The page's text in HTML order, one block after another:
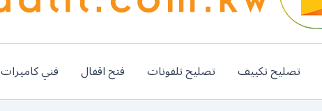
تصليح تكييف تصليح تلفونات فتح اقفال فني كاميرات